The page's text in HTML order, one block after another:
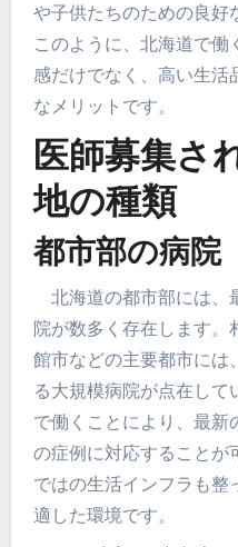
や子供たちのための良好
このように、北海道で働
感だけでなく、高い生活
なメリットです。
医師募集さ
地の種類
都市部の病院
北海道の都市部には、
院が数多く存在します。
館市などの主要都市には
る大規模病院が点在して
で働くことにより、最新
の症例に対応することが
ではの生活インフラも整
適した環境です。